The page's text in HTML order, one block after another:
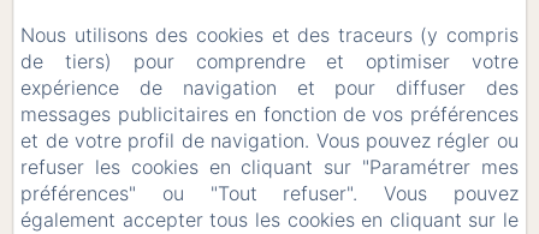
Politique de confidentialité
Informations légales
Informations sur les cookies
EN
FR
Nous utilisons des cookies et des traceurs (y compris
de tiers) pour comprendre et optimiser votre
expérience de navigation et pour diffuser des
messages publicitaires en fonction de vos préférences
et de votre profil de navigation. Vous pouvez régler ou
refuser les cookies en cliquant sur "Paramétrer mes
préférences" ou "Tout refuser". Vous pouvez
également accepter tous les cookies en cliquant sur le